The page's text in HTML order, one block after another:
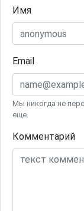
Имя
Email
Мы никогда не
еще.
Комментарий